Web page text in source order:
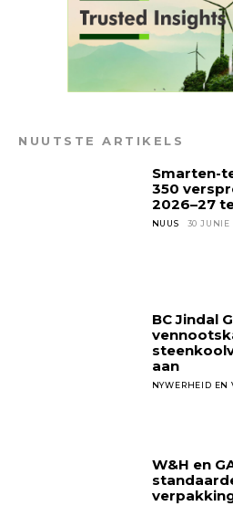
NUUTSTE ARTIKELS
Smarten-
350
2026–27
NUUS 30 JUNIE
BC Jindal
aan
NYWERHEID EN
W&H en